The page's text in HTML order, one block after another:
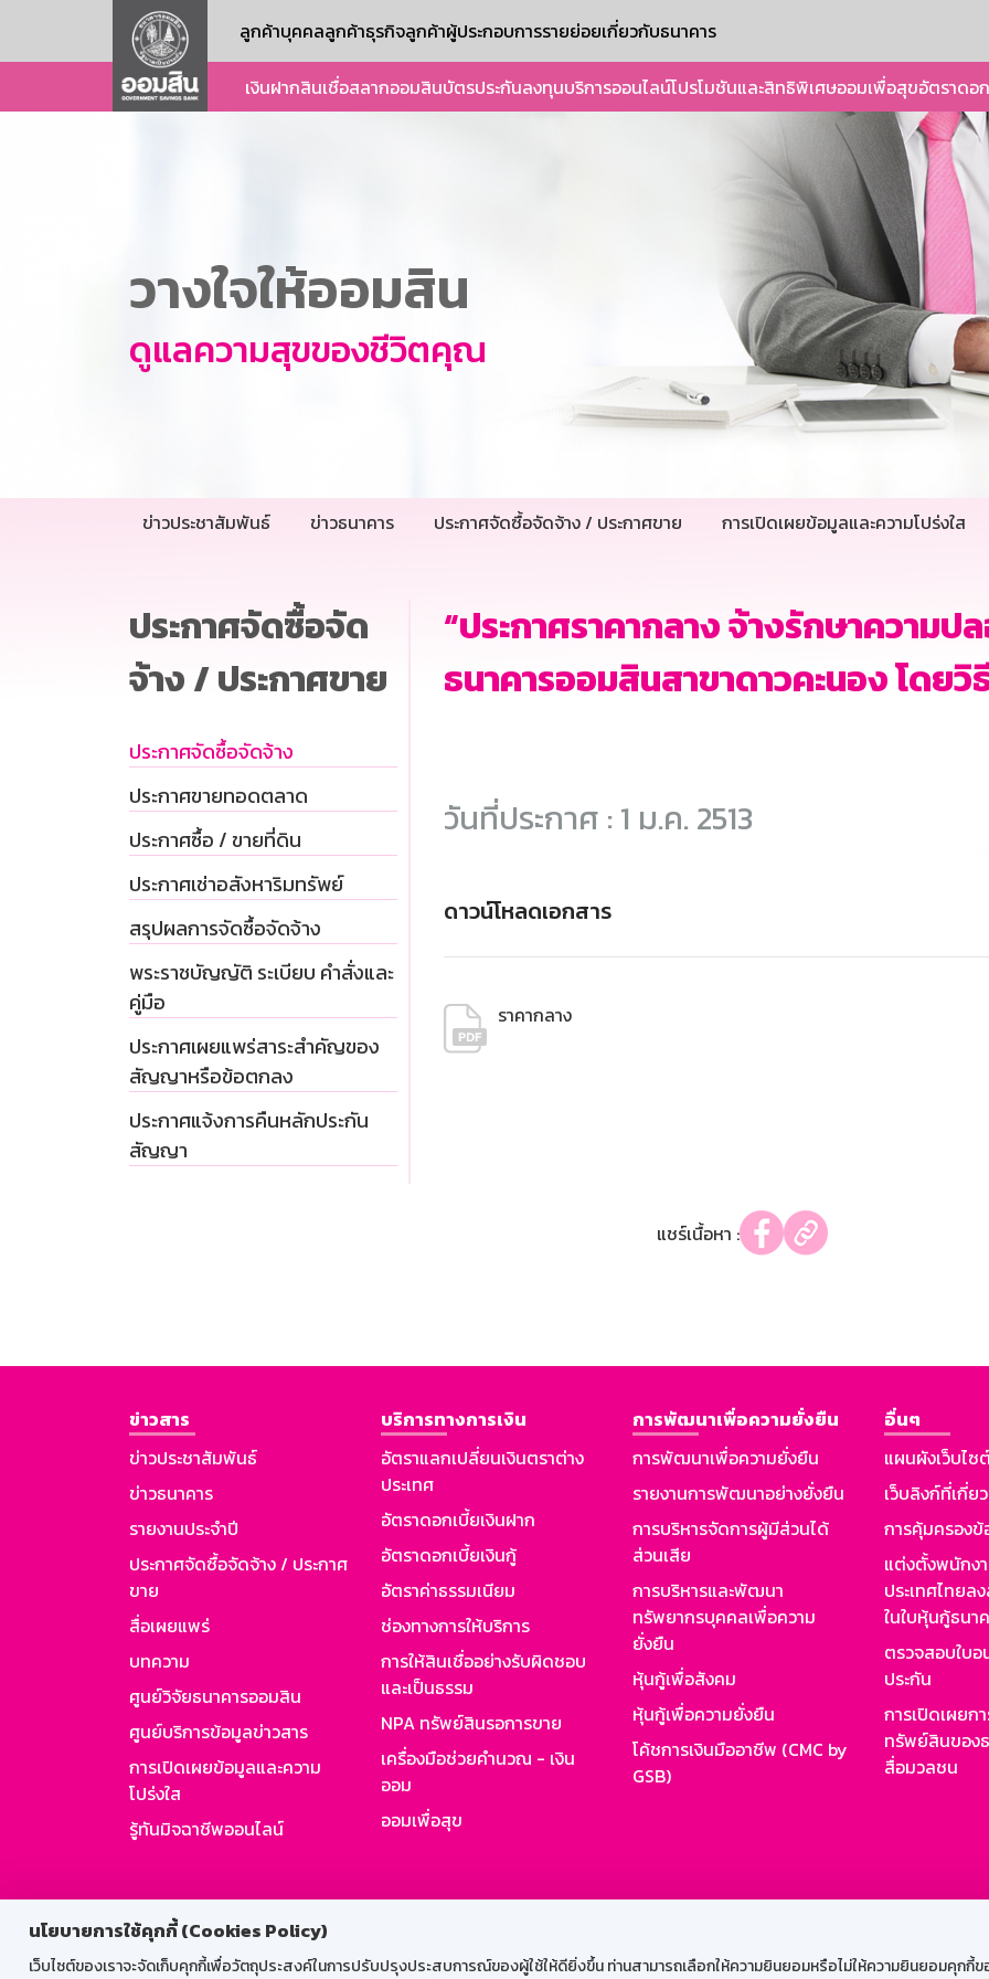
นโยบายการใช้คุกกี้ (Cookies Policy)
เว็บไซต์ของเราจะจัดเก็บคุกกี้เพื่อวัตถุประสงค์ในการปรับปรุงประสบการณ์ของผู้ใช้ให้ดียิ่งขึ้น ท่านสามารถเลือกให้ความยินยอมหรือไม่ให้ความยินยอมคุกกี้ข
ลูกค้าบุคคลลูกค้าธุรกิจลูกค้าผู้ประกอบการรายย่อยเกี่ยวกับธนาคาร
เงินฝากสินเชื่อสลากออมสินบัตรประกันลงทุนบริการออนไลน์โปรโมชันและสิทธิพิเศษออมเพื่อสุขอัตราดอ
วางใจให้ออมสิน
ดูแลความสุขของชีวิตคุณ
ข่าวประชาสัมพันธ์ ข่าวธนาคาร ประกาศจัดซื้อจัดจ้าง / ประกาศขาย การเปิดเผยข้อมูลและความโปร่งใส
ประกาศจัดซื้อจัด
จ้าง / ประกาศขาย
ประกาศจัดซื้อจัดจ้าง
ประกาศขายทอดตลาด
ประกาศซื้อ / ขายที่ดิน
ประกาศเช่าอสังหาริมทรัพย์
สรุปผลการจัดซื้อจัดจ้าง
พระราชบัญญัติ ระเบียบ คำสั่งและ
คู่มือ
ประกาศเผยแพร่สาระสำคัญของ
สัญญาหรือข้อตกลง
ประกาศแจ้งการคืนหลักประกัน
สัญญา
“ประกาศราคากลาง จ้างรักษาความ
ธนาคารออมสินสาขาดาวคะนอง โดยวิ
วันที่ประกาศ : 1 ม.ค. 2513
ดาวน์โหลดเอกสาร
ราคากลาง
แชร์เนื้อหา :
ข่าวสาร
ข่าวประชาสัมพันธ์
ข่าวธนาคาร
รายงานประจำปี
ประกาศจัดซื้อจัดจ้าง / ประกาศ
ขาย
สื่อเผยแพร่
บทความ
ศูนย์วิจัยธนาคารออมสิน
ศูนย์บริการข้อมูลข่าวสาร
การเปิดเผยข้อมูลและความ
โปร่งใส
รู้ทันมิจฉาชีพออนไลน์
บริการทางการเงิน
อัตราแลกเปลี่ยนเงินตราต่าง
ประเทศ
อัตราดอกเบี้ยเงินฝาก
อัตราดอกเบี้ยเงินกู้
อัตราค่าธรรมเนียม
ช่องทางการให้บริการ
การให้สินเชื่ออย่างรับผิดชอบ
และเป็นธรรม
NPA ทรัพย์สินรอการขาย
เครื่องมือช่วยคำนวณ - เงิน
ออม
ออมเพื่อสุข
การพัฒนาเพื่อความยั่งยืน
การพัฒนาเพื่อความยั่งยืน
รายงานการพัฒนาอย่างยั่งยืน
การบริหารจัดการผู้มีส่วนได้
ส่วนเสีย
การบริหารและพัฒนา
ทรัพยากรบุคคลเพื่อความ
ยั่งยืน
หุ้นกู้เพื่อสังคม
หุ้นกู้เพื่อความยั่งยืน
โค้ชการเงินมืออาชีพ (CMC by
GSB)
อื่นๆ
แผนผังเว็บไซ
เว็บลิงก์ที่เกี่ย
การคุ้มครอง
แต่งตั้งพนักง
ประเทศไทยล
ในใบหุ้นกู้ธนา
ตรวจสอบใบ
ประกัน
การเปิดเผยก
ทรัพย์สินของ
สื่อมวลชน